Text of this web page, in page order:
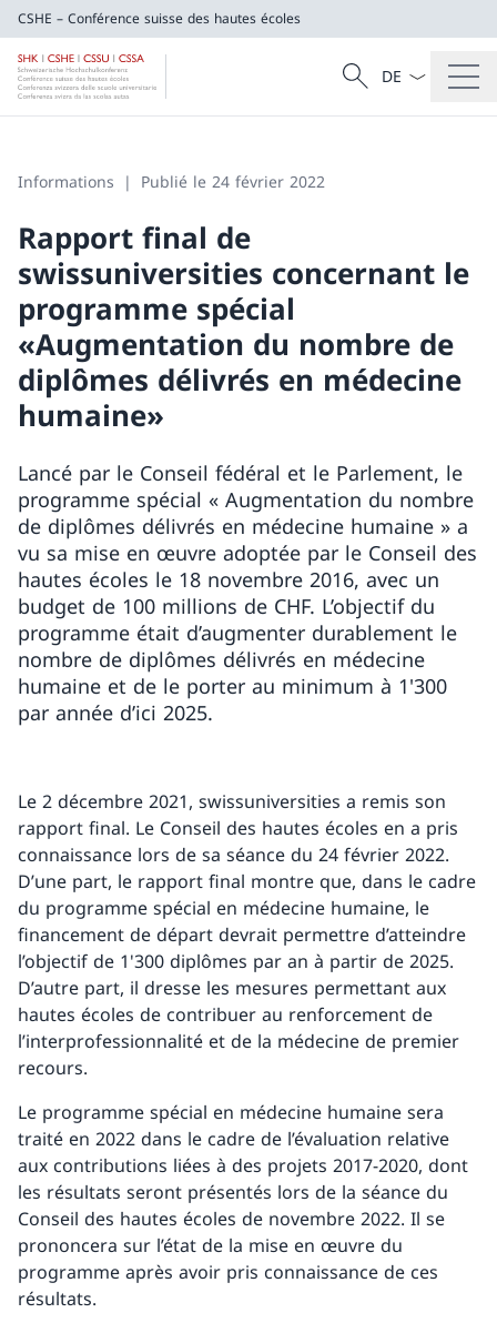
CSHE – Conférence suisse des hautes écoles
CSHE – Conférence suisse des hautes
Recherche
Recherche
La langue
Informations Publié le 24 février 2022
Rapport final de
swissuniversities concernant le
programme spécial
«Augmentation du nombre de
diplômes délivrés en médecine
humaine»
Lancé par le Conseil fédéral et le Parlement, le
programme spécial « Augmentation du nombre
de diplômes délivrés en médecine humaine » a
vu sa mise en œuvre adoptée par le Conseil des
hautes écoles le 18 novembre 2016, avec un
budget de 100 millions de CHF. L’objectif du
programme était d’augmenter durablement le
nombre de diplômes délivrés en médecine
humaine et de le porter au minimum à 1'300
par année d’ici 2025.
Le 2 décembre 2021, swissuniversities a remis son
rapport final. Le Conseil des hautes écoles en a pris
connaissance lors de sa séance du 24 février 2022.
D’une part, le rapport final montre que, dans le cadre
du programme spécial en médecine humaine, le
financement de départ devrait permettre d’atteindre
l’objectif de 1'300 diplômes par an à partir de 2025.
D’autre part, il dresse les mesures permettant aux
hautes écoles de contribuer au renforcement de
l’interprofessionnalité et de la médecine de premier
recours.
Le programme spécial en médecine humaine sera
traité en 2022 dans le cadre de l’évaluation relative
aux contributions liées à des projets 2017-2020, dont
les résultats seront présentés lors de la séance du
Conseil des hautes écoles de novembre 2022. Il se
prononcera sur l’état de la mise en œuvre du
programme après avoir pris connaissance de ces
résultats.